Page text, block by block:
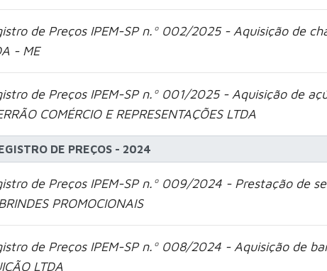
de Preços IPEM-SP n.º 002/2025 - Aquisição de
- ME
de Preços IPEM-SP n.º 001/2025 - Aquisição de
COMÉRCIO E REPRESENTAÇÕES LTDA
DE PREÇOS - 2024
de Preços IPEM-SP n.º 009/2024 - Prestação de
PROMOCIONAIS
de Preços IPEM-SP n.º 008/2024 - Aquisição de
LTDA